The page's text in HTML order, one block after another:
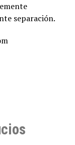
separación.